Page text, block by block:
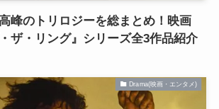
峰のトリロジーを総まとめ！映画
ザ・リング』シリーズ全3作品紹介
Drama(映画・エンタメ)